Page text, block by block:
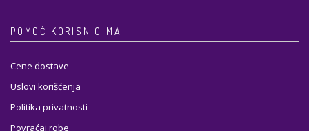
POMOĆ KORISNICIMA
Cene dostave
Uslovi korišćenja
Politika privatnosti
Povraćaj robe